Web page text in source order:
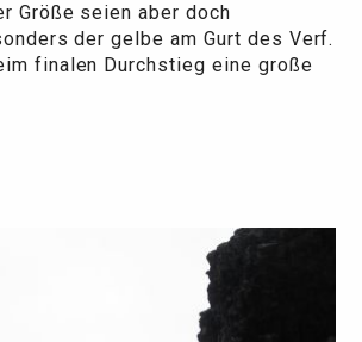
Größe seien aber doch
der gelbe am Gurt des Verf.
finalen Durchstieg eine große